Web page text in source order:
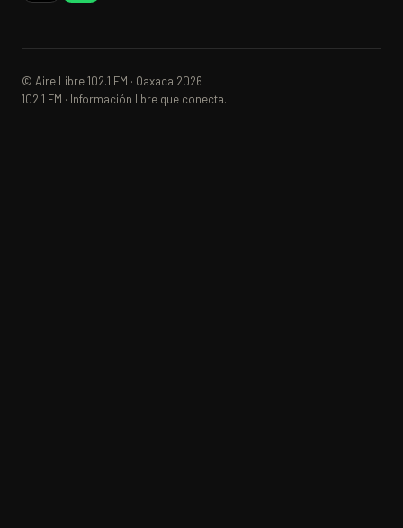
© Aire Libre 102.1 FM · Oaxaca 2026
102.1 FM · Información libre que conecta.